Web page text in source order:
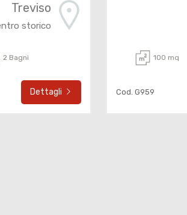
Treviso
storico
2 Bagni
Dettagli
100 mq
Cod. G959